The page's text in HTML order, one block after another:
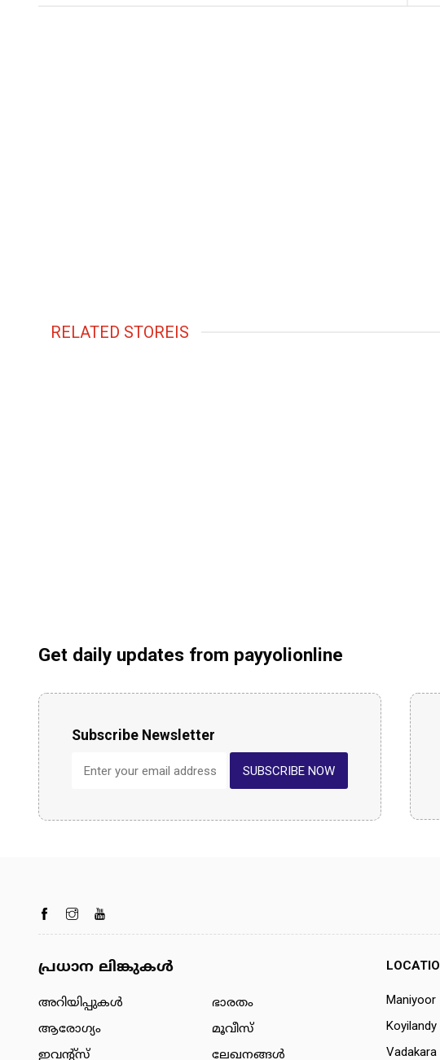
RELATED STOREIS
Get daily updates from payyolionline
Subscribe Newsletter
SUBSCRIBE NOW
പ്രധാന ലിങ്കുകൾ
അറിയിപ്പുകള്‍
ആരോഗ്യം
ഇവന്റ്സ്
ഭാരതം
മൂവീസ്
ലേഖനങ്ങള്‍
Maniyoor
Koyilandy
Vadakara